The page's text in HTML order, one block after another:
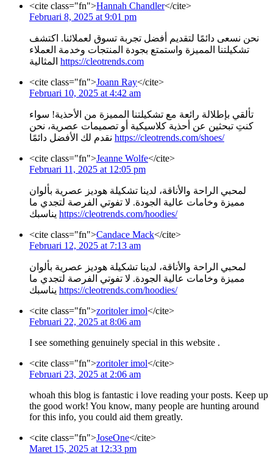
<cite class="fn">Hannah Chandler</cite>
Februari 8, 2025 at 9:01 pm
نحن نسعى دائمًا لتقديم أفضل تجربة تسوق لعملائنا. اكتشف
تشكيلتنا المميزة واستمتع بجودة المنتجات وخدمة العملاء
https://cleotrends.com
<cite class="fn">Joann Ray</cite>
Februari 10, 2025 at 4:42 am
تألقي بإطلالة رائعة مع تشكيلتنا المميزة من الأحذية! سواء
كنتِ تبحثين عن أحذية كلاسيكية أو تصميمات عصرية، نحن
https://cleotrends.com/shoes/
<cite class="fn">Jeanne Wolfe</cite>
Februari 11, 2025 at 12:05 pm
لمحبي الراحة والأناقة، لدينا تشكيلة هوديز عصرية بألوان
مميزة وخامات عالية الجودة. لا تفوتي الفرصة لتجدي ما
https://cleotrends.com/hoodies/
<cite class="fn">Candace Mack</cite>
Februari 12, 2025 at 7:13 am
لمحبي الراحة والأناقة، لدينا تشكيلة هوديز عصرية بألوان
مميزة وخامات عالية الجودة. لا تفوتي الفرصة لتجدي ما
https://cleotrends.com/hoodies/
<cite class="fn">zoritoler imol</cite>
Februari 22, 2025 at 8:06 am
I see something genuinely special in this website .
<cite class="fn">zoritoler imol</cite>
Februari 23, 2025 at 2:06 am
whoah this blog is fantastic i love reading your posts. Keep up
the good work! You know, many people are hunting around
for this info, you could aid them greatly.
<cite class="fn">JoseOne</cite>
Maret 15, 2025 at 12:33 pm